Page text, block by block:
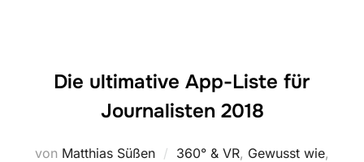
Die ultimative App-Liste für
Journalisten 2018
von Matthias Süßen 360° & VR, Gewusst wie,